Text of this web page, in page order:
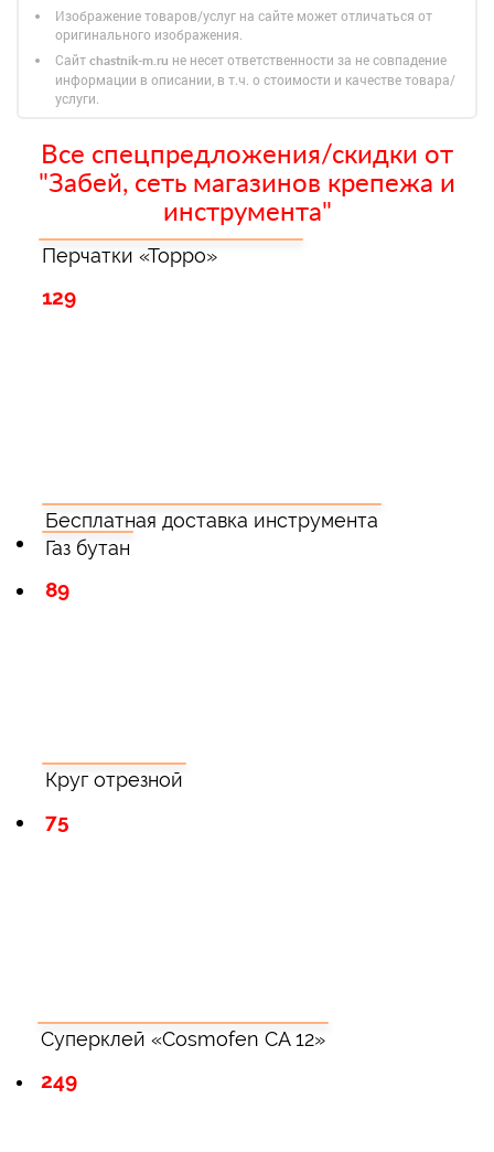
Изображение товаров/услуг на сайте может отличаться от
оригинального изображения.
Сайт chastnik-m.ru не несет ответственности за не совпадение
информации в описании, в т.ч. о стоимости и качестве товара/
услуги.
Все спецпредложения/скидки от
"Забей, сеть магазинов крепежа и
инструмента"
Перчатки «Торро»
129
Газ бутан
89
Бесплатная доставка инструмента
Круг отрезной
75
Суперклей «Cosmofen CA 12»
249